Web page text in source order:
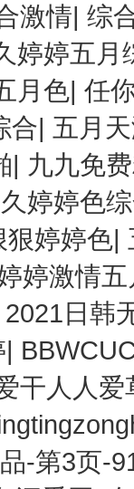
激情|综
婷婷五月
月色|任
合| 五月
| 九九免
婷婷色
狠婷婷色|
婷激情
2021日韩
|
干人人爱
-第3页-